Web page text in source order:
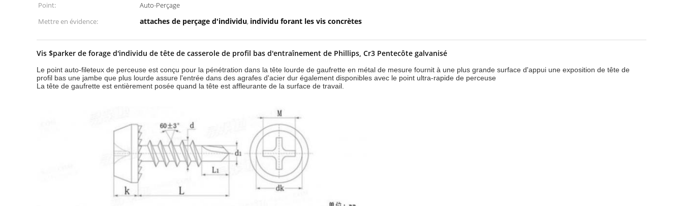
Point:
Auto-Perçage
Mettre en évidence:
attaches de perçage d'individu, individu forant les vis concrètes
Vis $parker de forage d'individu de tête de casserole de profil bas d'entraînement de Phillips, Cr3 Pentecôte galvanisé
Le point auto-fileteux de perceuse est conçu pour la pénétration dans la tête lourde de gaufrette en métal de mesure fournit à une plus grande surface d'appui une exposition de tête de
profil bas une jambe que plus lourde assure l'entrée dans des agrafes d'acier dur également disponibles avec le point ultra-rapide de perceuse
La tête de gaufrette est entièrement posée quand la tête est affleurante de la surface de travail.